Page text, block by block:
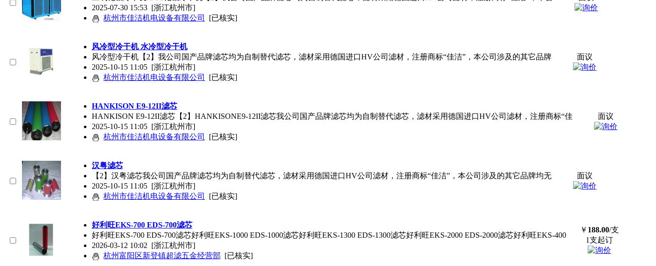
2025-07-30 15:53 [浙江杭州市]
杭州市佳洁机电设备有限公司
[已核实]
风冷型冷干机 水冷型冷干机
风冷型冷干机【2】我公司国产品牌滤芯均为自制替代滤芯 ，滤材采用德国进口HV公司滤材，注册商标“佳洁”，本公司涉及的其它品牌
2025-10-15 11:05 [浙江杭州市]
杭州市佳洁机电设备有限公司
[已核实]
面议
HANKISON E9-12II滤芯
HANKISON E9-12II滤芯 【2】HANKISONE9-12II滤芯我公司国产品牌滤芯均为自制替代滤芯 ，滤材采用德国进口HV公司滤材，注册商标“佳
2025-10-15 11:05 [浙江杭州市]
杭州市佳洁机电设备有限公司
[已核实]
面议
汉粤滤芯
【2】汉粤滤芯我公司国产品牌滤芯均为自制替代滤芯 ，滤材采用德国进口HV公司滤材，注册商标“佳洁”，本公司涉及的其它品牌均无
2025-10-15 11:05 [浙江杭州市]
杭州市佳洁机电设备有限公司
[已核实]
面议
好利旺EKS-700 EDS-700滤芯
好利旺EKS-700 EDS-700滤芯好利旺EKS-1000 EDS-1000滤芯好利旺EKS-1300 EDS-1300滤芯好利旺EKS-2000 EDS-2000滤芯好利旺EKS-400
2026-03-12 10:02 [浙江杭州市]
杭州富阳区新登镇超滤五金经营部 [已核实]
￥ 188.00/支
1支起订